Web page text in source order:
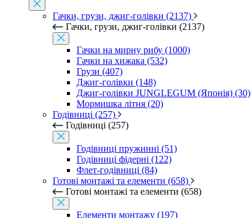
Гачки, грузи, джиг-голівки (2137)
Гачки, грузи, джиг-голівки (2137)
Гачки на мирну рибу (1000)
Гачки на хижака (532)
Грузи (407)
Джиг-голівки (148)
Джиг-голівки JUNGLEGUM (Японія) (30)
Мормишка літня (20)
Годівниці (257)
Годівниці (257)
Годівниці пружинні (51)
Годівниці фідерні (122)
Флет-годівниці (84)
Готові монтажі та елементи (658)
Готові монтажі та елементи (658)
Елементи монтажу (197)